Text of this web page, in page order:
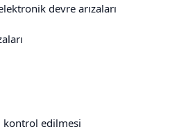
devre arızaları
kontrol edilmesi